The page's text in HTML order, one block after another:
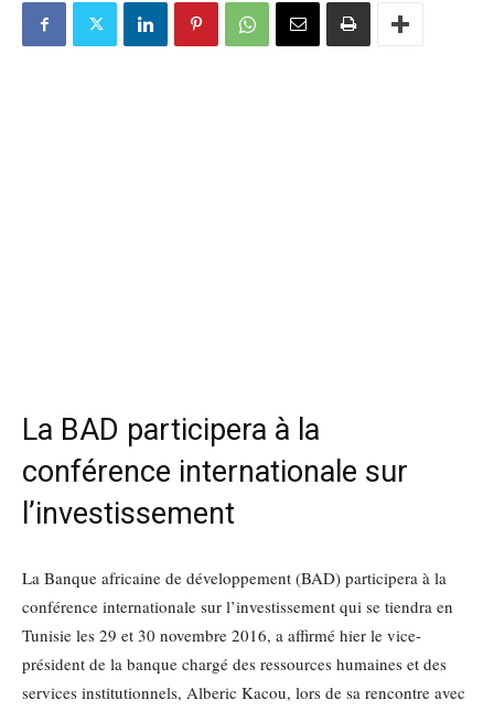
La BAD participera à la
conférence internationale sur
l’investissement
La Banque africaine de développement (BAD) participera à la
conférence internationale sur l’investissement qui se tiendra en
Tunisie les 29 et 30 novembre 2016, a affirmé hier le vice-
président de la banque chargé des ressources humaines et des
services institutionnels, Alberic Kacou, lors de sa rencontre avec